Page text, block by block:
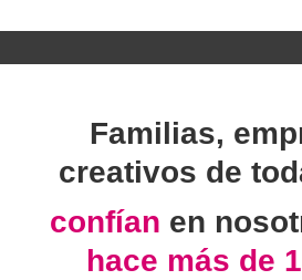
Familias,
creativos de
confían en
hace más de